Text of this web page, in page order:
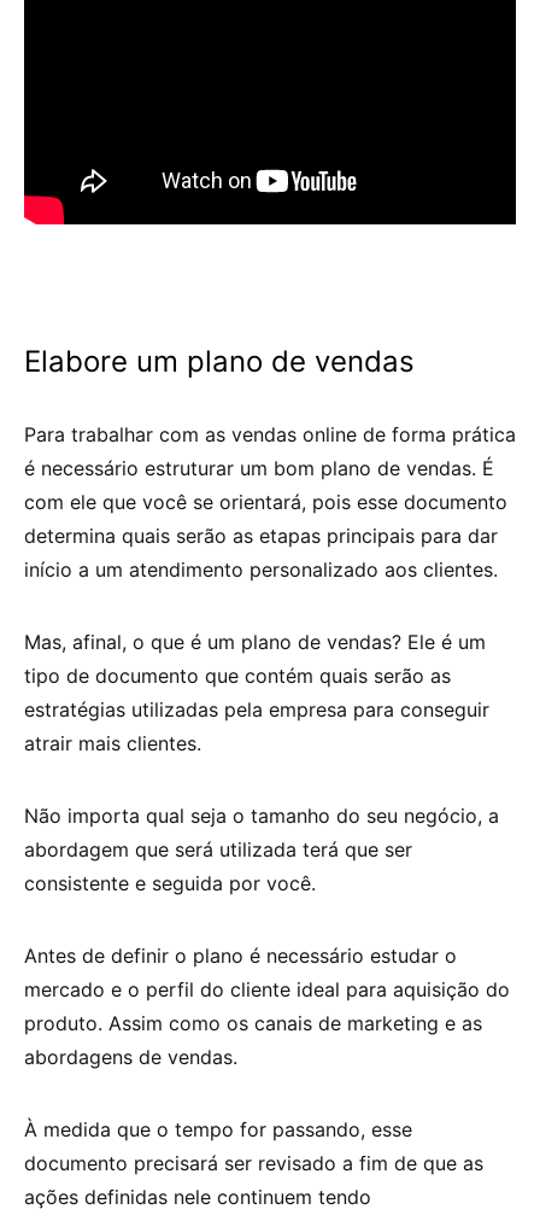
Elabore um plano de vendas
Para trabalhar com as vendas online de forma prática
é necessário estruturar um bom plano de vendas. É
com ele que você se orientará, pois esse documento
determina quais serão as etapas principais para dar
início a um atendimento personalizado aos clientes.
Mas, afinal, o que é um plano de vendas? Ele é um
tipo de documento que contém quais serão as
estratégias utilizadas pela empresa para conseguir
atrair mais clientes.
Não importa qual seja o tamanho do seu negócio, a
abordagem que será utilizada terá que ser
consistente e seguida por você.
Antes de definir o plano é necessário estudar o
mercado e o perfil do cliente ideal para aquisição do
produto. Assim como os canais de marketing e as
abordagens de vendas.
À medida que o tempo for passando, esse
documento precisará ser revisado a fim de que as
ações definidas nele continuem tendo